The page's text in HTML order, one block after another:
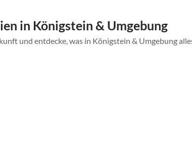
in Königstein & Umgebung
und entdecke, was in Königstein & Umgebung